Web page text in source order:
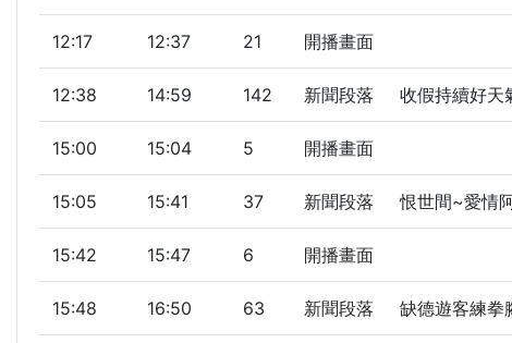
12:17 12:37 21 開播畫面
12:38 14:59 142 新聞段落 收假持續好天
15:00 15:04 5 開播畫面
15:05 15:41 37 新聞段落 恨世間~愛情
15:42 15:47 6 開播畫面
15:48 16:50 63 新聞段落 缺德遊客練拳